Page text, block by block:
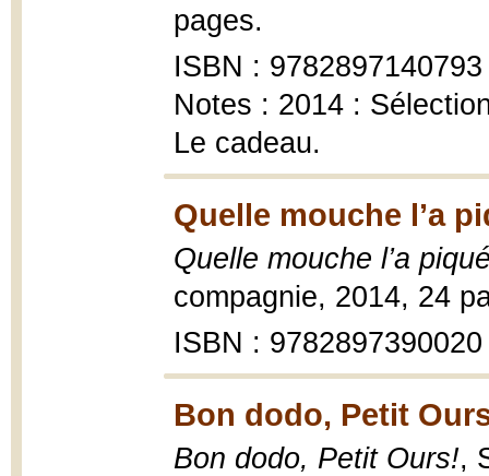
pages.
ISBN : 9782897140793
Notes : 2014 :
Le cadeau.
Quelle mouche l’a
Quelle mouche l’a
compagnie, 2014, 24
ISBN : 9782897390020
Bon dodo, Petit
Bon dodo, Petit Ours!,